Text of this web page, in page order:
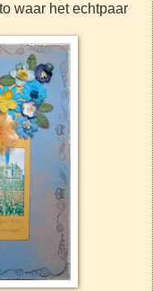
waar het echtpaar